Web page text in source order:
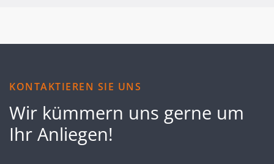
KONTAKTIEREN SIE UNS
Wir kümmern uns gerne um
Ihr Anliegen!